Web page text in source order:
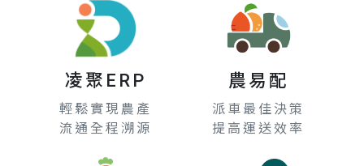
凌聚ERP
輕鬆實現農產
流通全程溯源
農易配
派車最佳決策
提高運送效率